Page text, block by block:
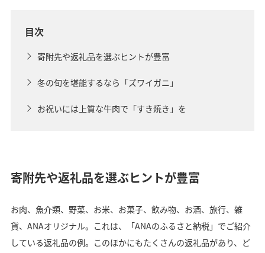
目次
寄附先や返礼品を選ぶヒントが豊富
冬の旬を堪能するなら「ズワイガニ」
お祝いには上質な牛肉で「すき焼き」を
寄附先や返礼品を選ぶヒントが豊富
お肉、魚介類、野菜、お米、お菓子、飲み物、お酒、旅行、雑
貨、ANAオリジナル。これは、「ANAのふるさと納税」でご紹介
している返礼品の例。このほかにもたくさんの返礼品があり、ど